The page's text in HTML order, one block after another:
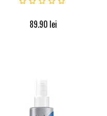
89.90 lei